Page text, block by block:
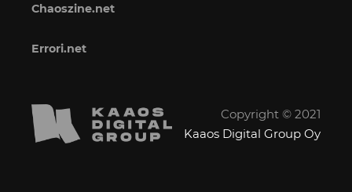
Chaoszine.net
Errori.net
Copyright © 2021
Kaaos Digital Group Oy